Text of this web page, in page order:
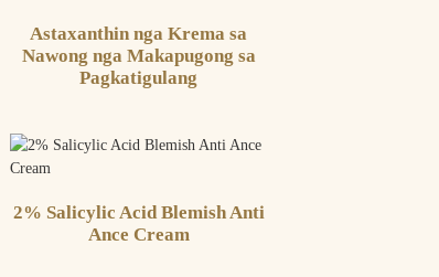
Astaxanthin nga Krema sa
Nawong nga Makapugong sa
Pagkatigulang
2% Salicylic Acid Blemish Anti
Ance Cream